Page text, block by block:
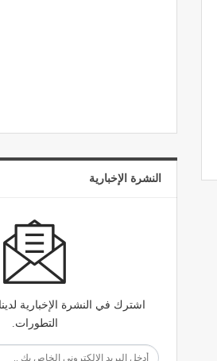
النشرة الإخبارية
اشترك في النشرة الإخبارية
التطورات.